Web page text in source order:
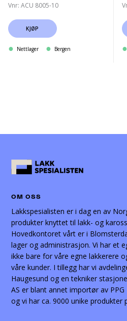
Vnr: ACU 8005-10
KJØP
Nettlager Bergen
OM OSS
Lakkspesialisten er i dag en av
produkter knyttet til lakk- og
Hovedkontoret vårt er i
lager og administrasjon. Vi har et
ikke bare for våre egne lakkerere
våre kunder. I tillegg har vi
Haugesund og en tekniker
AS er blant annet importør av PPG
og vi har ca. 9000 unike produkter